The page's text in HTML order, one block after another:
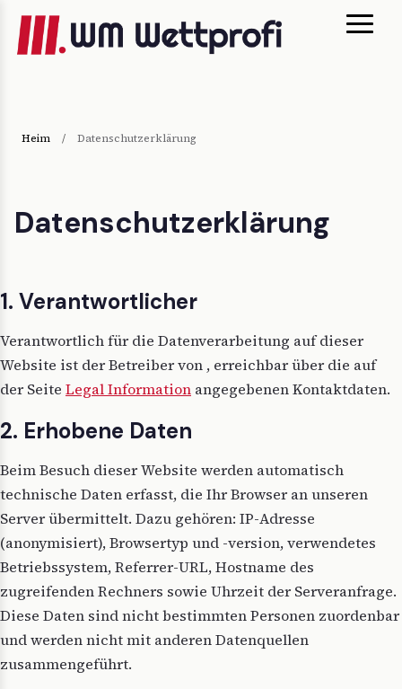
Heim / Datenschutzerklärung
Datenschutzerklärung
1. Verantwortlicher
Verantwortlich für die Datenverarbeitung auf dieser
Website ist der Betreiber von , erreichbar über die auf
der Seite Legal Information angegebenen Kontaktdaten.
2. Erhobene Daten
Beim Besuch dieser Website werden automatisch
technische Daten erfasst, die Ihr Browser an unseren
Server übermittelt. Dazu gehören: IP-Adresse
(anonymisiert), Browsertyp und -version, verwendetes
Betriebssystem, Referrer-URL, Hostname des
zugreifenden Rechners sowie Uhrzeit der Serveranfrage.
Diese Daten sind nicht bestimmten Personen zuordenbar
und werden nicht mit anderen Datenquellen
zusammengeführt.